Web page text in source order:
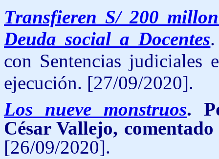
Transfieren S/ 200
Deuda social a Docentes
con Sentencias judiciales
ejecución. [27/09/2020].
Los nueve monstruos.
César Vallejo,
[26/09/2020].